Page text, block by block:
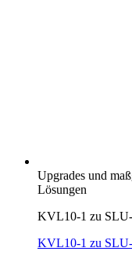
Upgrades und
Lösungen
KVL10-1 zu
KVL10-1 zu